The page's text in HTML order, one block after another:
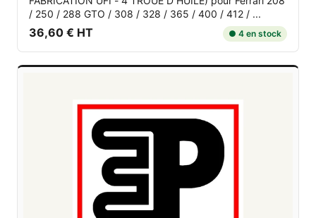
/ 250 / 288 GTO / 308 / 328 / 365 / 400 / 412 / ...
36,60 € HT ● 4 en stock